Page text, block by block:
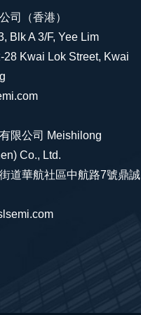
司（香港）
Blk A 3/F, Yee Lim
28 Kwai Lok Street, Kwai
限公司 Meishilong
Co., Ltd.
道華航社區中航路7號鼎誠